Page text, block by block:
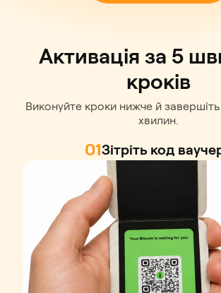
Активація за 5
кроків
Виконуйте кроки нижче й завершіть
хвилин.
01Зітріть код